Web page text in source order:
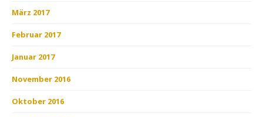
März 2017
Februar 2017
Januar 2017
November 2016
Oktober 2016